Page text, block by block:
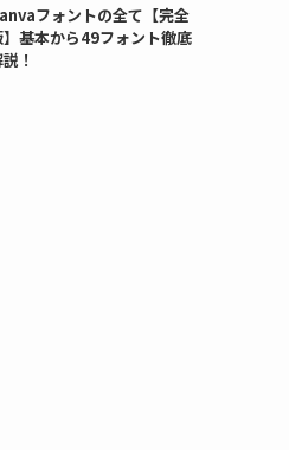
フォントの全て【完全
】基本から49フォント徹底
！